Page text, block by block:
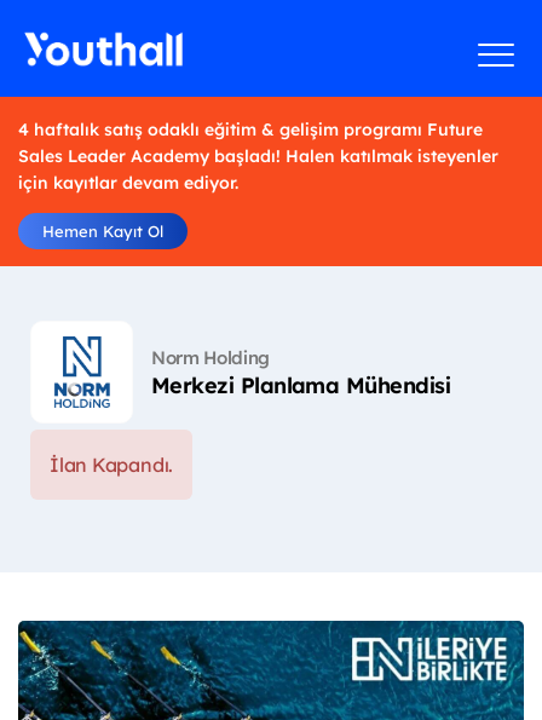
4 haftalık satış odaklı eğitim & gelişim programı Future
Sales Leader Academy başladı! Halen katılmak isteyenler
için kayıtlar devam ediyor.
Hemen Kayıt Ol
Norm Holding
Merkezi Planlama Mühendisi
İlan Kapandı.